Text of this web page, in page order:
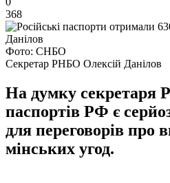
368
Фото: СНБО
Секретар РНБО Олексій Данілов
На думку секретаря
паспортів РФ є
для переговорів про
мінських угод.